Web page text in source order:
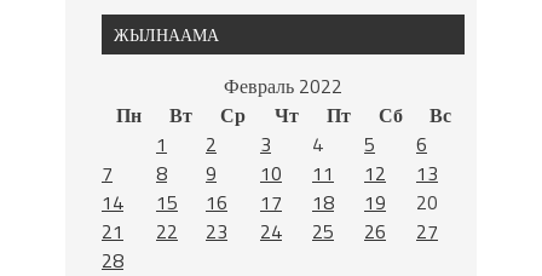
ЖЫЛНААМА
Февраль 2022
Пн
Вт Ср Чт Пт Сб
Вс
1
2 3 4 5
6
7
8 9 10 11 12
13
14
15 16 17 18 19
20
21
22 23 24 25 26
27
28